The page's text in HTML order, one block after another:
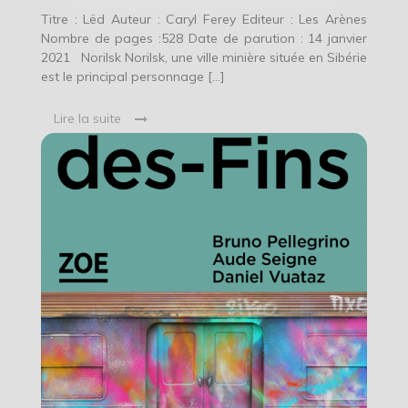
Titre : Lëd Auteur : Caryl Ferey Editeur : Les Arènes
Nombre de pages :528 Date de parution : 14 janvier
2021 Norilsk Norilsk, une ville minière située en Sibérie
est le principal personnage […]
Lire la suite